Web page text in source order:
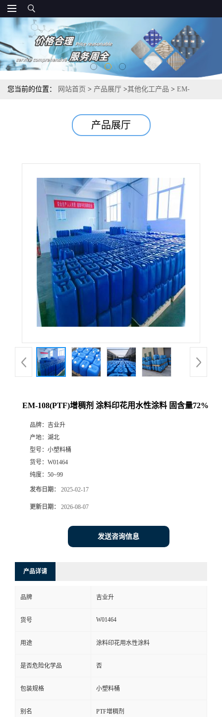
您当前的位置： 网站首页 > 产品展厅 >其他化工产品 > EM-
产品展厅
EM-108(PTF)增稠剂 涂料印花用水性涂料 固含量72%
品牌： 吉业升
产地： 湖北
型号： 小塑料桶
货号： W01464
纯度： 50~99
发布日期： 2025-02-17
更新日期： 2026-08-07
发送咨询信息
产品详请
品牌 吉业升
货号 W01464
用途 涂料印花用水性涂料
是否危险化学品 否
包装规格 小塑料桶
别名 PTF增稠剂